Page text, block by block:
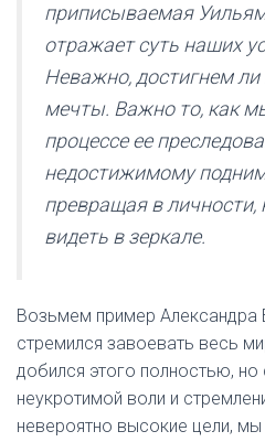
приписываемая
отражает суть наших
Неважно, достигнем
мечты. Важно то, как
процессе ее
недостижимому
превращая в
видеть в зеркале.
Возьмем пример Александра
стремился завоевать весь
добился этого полностью,
неукротимой воли и
невероятно высокие цели,